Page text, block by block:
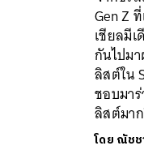
Gen Z
เชียลมี
กันไปม
ลิสต์ใน
ชอบมา
ลิสต์มา
โดย ณัชช